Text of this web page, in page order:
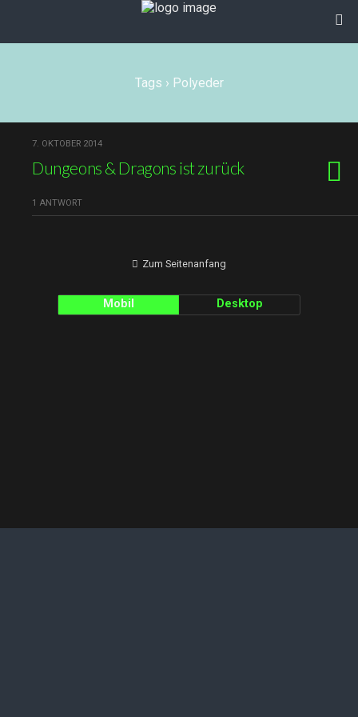
Tags › Polyeder
7. OKTOBER 2014
Dungeons & Dragons ist zurück
1 ANTWORT
Zum Seitenanfang
Mobil Desktop